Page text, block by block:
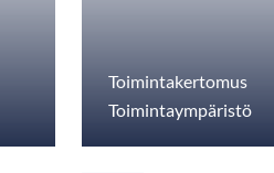
Toimintakertomus
Toimintaympäristö